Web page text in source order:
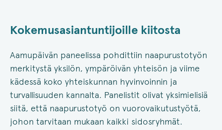
Kokemusasiantuntijoille kiitosta
Aamupäivän paneelissa pohdittiin naapurustotyön
merkitystä yksilön, ympäröivän yhteisön ja viime
kädessä koko yhteiskunnan hyvinvoinnin ja
turvallisuuden kannalta. Panelistit olivat yksimielisiä
siitä, että naapurustotyö on vuorovaikutustyötä,
johon tarvitaan mukaan kaikki sidosryhmät.